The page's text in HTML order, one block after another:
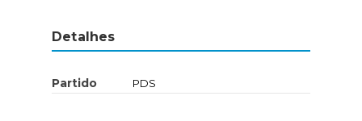
Detalhes
Partido PDS